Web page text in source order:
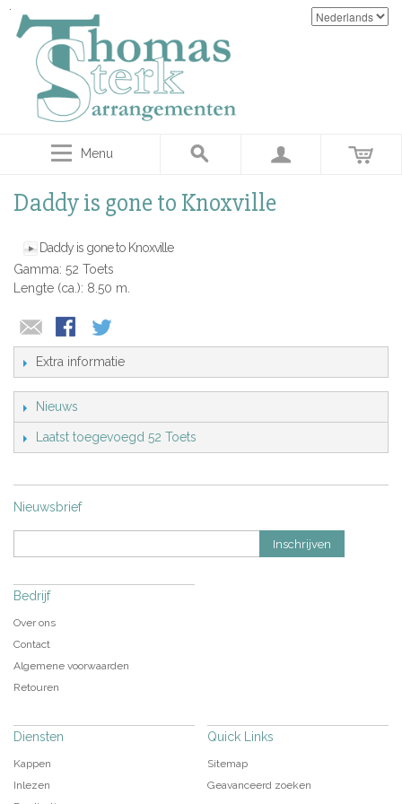
Menu
Daddy is gone to Knoxville
Daddy is gone to Knoxville
Gamma: 52 Toets
Lengte (ca.): 8.50 m.
Extra informatie
Nieuws
Laatst toegevoegd 52 Toets
Nieuwsbrief
Inschrijven
Bedrijf
Over ons
Contact
Algemene voorwaarden
Retouren
Diensten
Kappen
Inlezen
Quick Links
Sitemap
Geavanceerd zoeken